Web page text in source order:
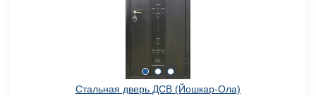
Стальная дверь ДСВ (Йошкар-Ола)